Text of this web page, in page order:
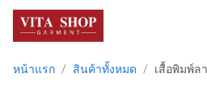
หน้าแรก / สินค้าทั้งหมด / เสื้อพิมพ์ล